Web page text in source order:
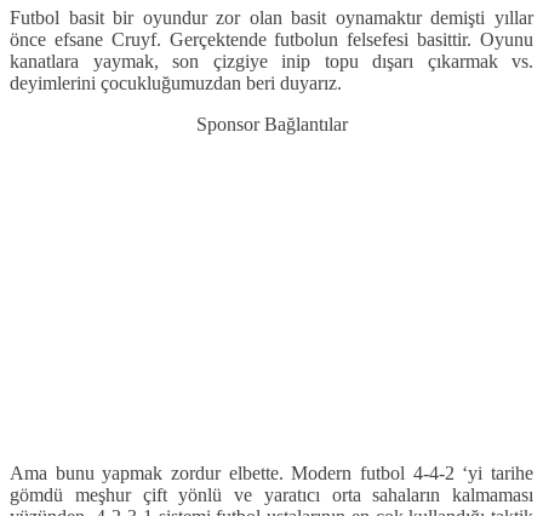
Futbol basit bir oyundur zor olan basit oynamaktır demişti yıllar
önce efsane Cruyf. Gerçektende futbolun felsefesi basittir. Oyunu
kanatlara yaymak, son çizgiye inip topu dışarı çıkarmak vs.
deyimlerini çocukluğumuzdan beri duyarız.
Sponsor Bağlantılar
Ama bunu yapmak zordur elbette. Modern futbol 4-4-2 ‘yi tarihe
gömdü meşhur çift yönlü ve yaratıcı orta sahaların kalmaması